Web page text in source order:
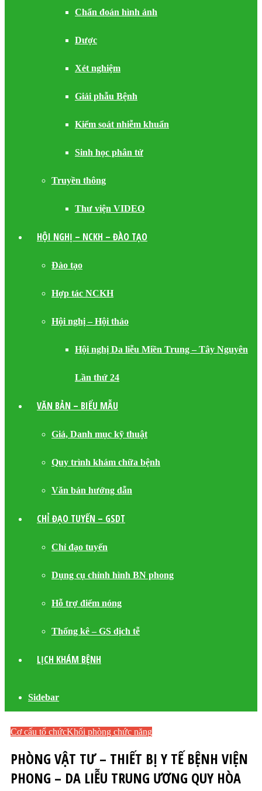
Chẩn đoán hình ảnh
Dược
Xét nghiệm
Giải phẫu Bệnh
Kiểm soát nhiễm khuẩn
Sinh học phân tử
Truyền thông
Thư viện VIDEO
HỘI NGHỊ – NCKH – ĐÀO TẠO
Đào tạo
Hợp tác NCKH
Hội nghị – Hội thảo
Hội nghị Da liễu Miền Trung – Tây Nguyên
Lần thứ 24
VĂN BẢN – BIỂU MẪU
Giá, Danh mục kỹ thuật
Quy trình khám chữa bệnh
Văn bản hướng dẫn
CHỈ ĐẠO TUYẾN – GSDT
Chỉ đạo tuyến
Dụng cụ chỉnh hình BN phong
Hỗ trợ điểm nóng
Thống kê – GS dịch tễ
LỊCH KHÁM BỆNH
Sidebar
Cơ cấu tổ chứcKhối phòng chức năng
PHÒNG VẬT TƯ – THIẾT BỊ Y TẾ BỆNH VIỆN
PHONG – DA LIỄU TRUNG ƯƠNG QUY HÒA